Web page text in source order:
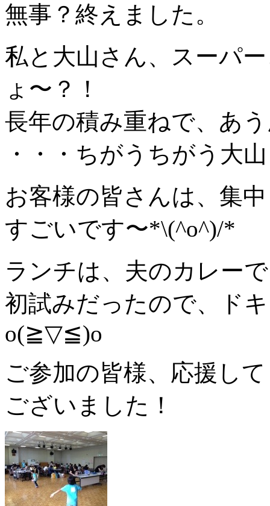
無事？終えました。
私と大山さん、スーパ
ょ〜？！
長年の積み重ねで、あ
・・・ちがうちがう大
お客様の皆さんは、集
すごいです〜*\(^o^)/*
ランチは、夫のカレー
初試みだったので、ド
o(≧▽≦)o
ご参加の皆様、応援し
ございました！